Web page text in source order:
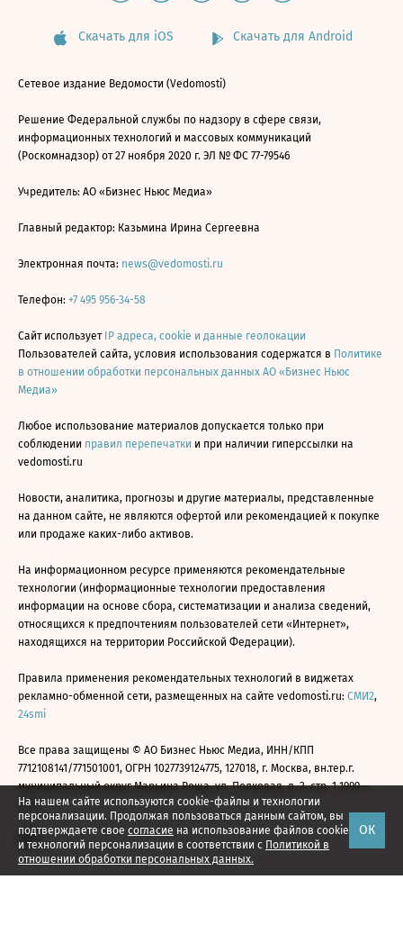
На нашем сайте используются cookie-файлы и технологии
персонализации. Продолжая пользоваться данным сайтом, вы
подтверждаете свое согласие на использование файлов cookie
и технологий персонализации в соответствии с Политикой в
отношении обработки персональных данных.
ОК
Скачать для iOS Скачать для Android
Сетевое издание Ведомости (Vedomosti)
Решение Федеральной службы по надзору в сфере связи,
информационных технологий и массовых коммуникаций
(Роскомнадзор) от 27 ноября 2020 г. ЭЛ № ФС 77-79546
Учредитель: АО «Бизнес Ньюс Медиа»
Главный редактор: Казьмина Ирина Сергеевна
Электронная почта: news@vedomosti.ru
Телефон: +7 495 956-34-58
Сайт использует IP адреса, cookie и данные геолокации
Пользователей сайта, условия использования содержатся в Политике
в отношении обработки персональных данных АО «Бизнес Ньюс
Медиа»
Любое использование материалов допускается только при
соблюдении правил перепечатки и при наличии гиперссылки на
vedomosti.ru
Новости, аналитика, прогнозы и другие материалы, представленные
на данном сайте, не являются офертой или рекомендацией к покупке
или продаже каких-либо активов.
На информационном ресурсе применяются рекомендательные
технологии (информационные технологии предоставления
информации на основе сбора, систематизации и анализа сведений,
относящихся к предпочтениям пользователей сети «Интернет»,
находящихся на территории Российской Федерации).
Правила применения рекомендательных технологий в виджетах
рекламно-обменной сети, размещенных на сайте vedomosti.ru: СМИ2,
24smi
Все права защищены © АО Бизнес Ньюс Медиа, ИНН/КПП
7712108141/771501001, ОГРН 1027739124775, 127018, г. Москва, вн.тер.г.
муниципальный округ Марьина Роща, ул. Полковая, д. 3, стр. 1 1999—
2026